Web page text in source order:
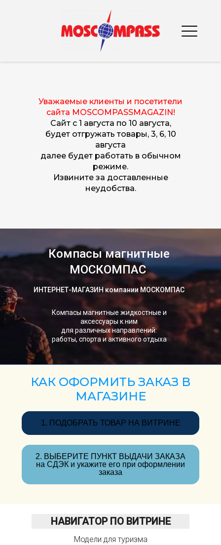
Уважаемые клиенты и посетители
сайта MOSCOMPASSMAGAZIN!
Сайт с 1 августа по 10 августа,
будет отгружать товары, 3, 6, 10
августа
далее будет работать в обычном
режиме.
Извините за доставленные
неудобства.
Компасы магнитные
МОСКОМПАС
ИНТЕРНЕТ-МАГАЗИН компании МОСКОМПАС
Компасы магнитные жидкостные и
аксессуары к ним
для различных направлений:
работы, спорта и активного отдыха
КАК ОФОРМИТЬ ЗАКАЗ В
МАГАЗИНЕ
1. ПОДОБРАТЬ ТОВАР НА ВИТРИНЕ
2. ВЫБЕРИТЕ ПУНКТ ВЫДАЧИ ЗАКАЗА
на СДЭК и укажите его при оформлении
заказа
НАВИГАТОР ПО ВИТРИНЕ
Модели для туризма